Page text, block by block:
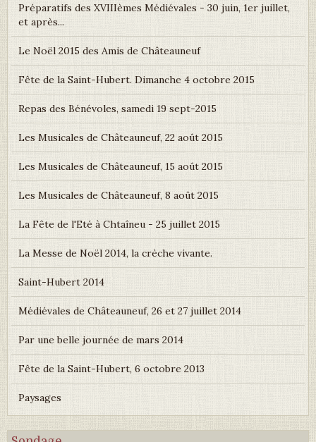
Préparatifs des XVIIIèmes Médiévales - 30 juin, 1er juillet,
et après...
Le Noël 2015 des Amis de Châteauneuf
Fête de la Saint-Hubert. Dimanche 4 octobre 2015
Repas des Bénévoles, samedi 19 sept-2015
Les Musicales de Châteauneuf, 22 août 2015
Les Musicales de Châteauneuf, 15 août 2015
Les Musicales de Châteauneuf, 8 août 2015
La Fête de l'Eté à Chtaîneu - 25 juillet 2015
La Messe de Noël 2014, la crèche vivante.
Saint-Hubert 2014
Médiévales de Châteauneuf, 26 et 27 juillet 2014
Par une belle journée de mars 2014
Fête de la Saint-Hubert, 6 octobre 2013
Paysages